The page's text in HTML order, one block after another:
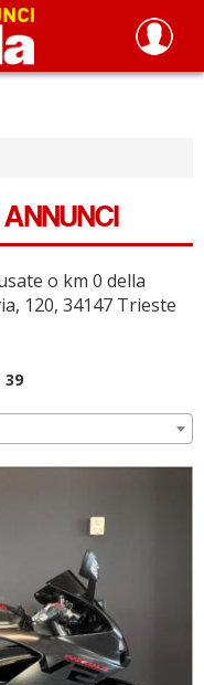
o km 0 della
120, 34147 Trieste
39